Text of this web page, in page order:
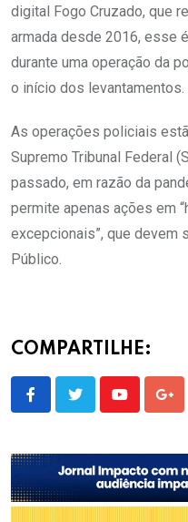
digital Fogo Cruzado, que
armada desde 2016, esse
durante uma operação da
o início dos levantamentos.
As operações policiais
Supremo Tribunal Federal
passado, em razão da
permite apenas ações em
excepcionais”, que devem
Público.
COMPARTILHE:
Youtube